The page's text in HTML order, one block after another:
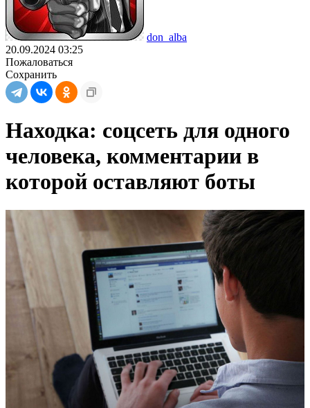
don_alba
20.09.2024 03:25
Пожаловаться
Сохранить
Находка: соцсеть для одного
человека, комментарии в
которой оставляют боты